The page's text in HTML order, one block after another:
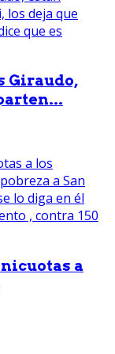
Giraudo,
a